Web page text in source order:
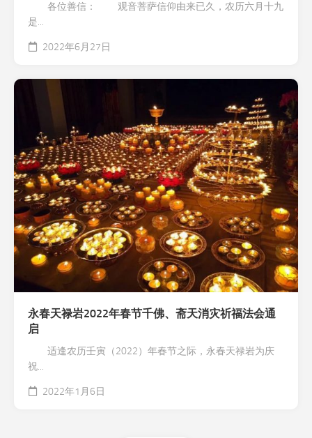
各位善信： 观音菩萨信仰由来已久，农历六月十九
是...
2022年6月27日
永春天禄岩2022年春节千佛、斋天消灾祈福法会通
启
适逢农历壬寅（2022）年春节之际，永春天禄岩为庆
祝...
2022年1月6日